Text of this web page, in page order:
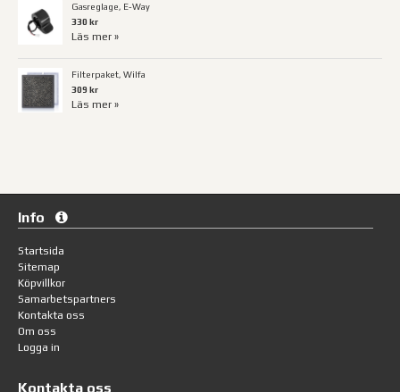
Gasreglage, E-Way
330 kr
Läs mer »
Filterpaket, Wilfa
309 kr
Läs mer »
Info
Startsida
Sitemap
Köpvillkor
Samarbetspartners
Kontakta oss
Om oss
Logga in
Kontakta oss